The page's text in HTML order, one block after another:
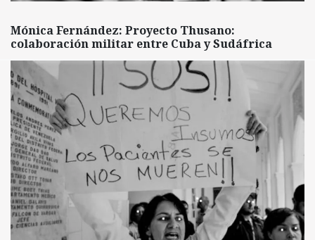
Mónica Fernández: Proyecto Thusano:
colaboración militar entre Cuba y Sudáfrica